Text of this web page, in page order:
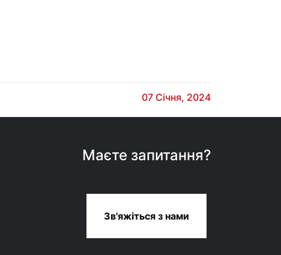
07 Січня, 2024
Маєте запитання?
Зв'яжіться з нами